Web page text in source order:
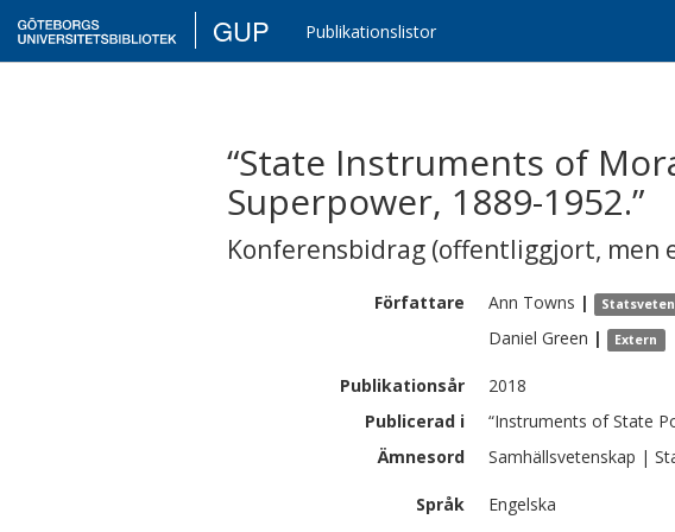
GUP Publikationslistor
“State Instruments of
Superpower, 1889-1952.”
Konferensbidrag (offentliggjort, men
Författare Ann Towns |
Daniel Green | Extern
Publikationsår
2018
Publicerad i
“Instruments of State
Ämnesord
Samhällsvetenskap |
Språk
Engelska